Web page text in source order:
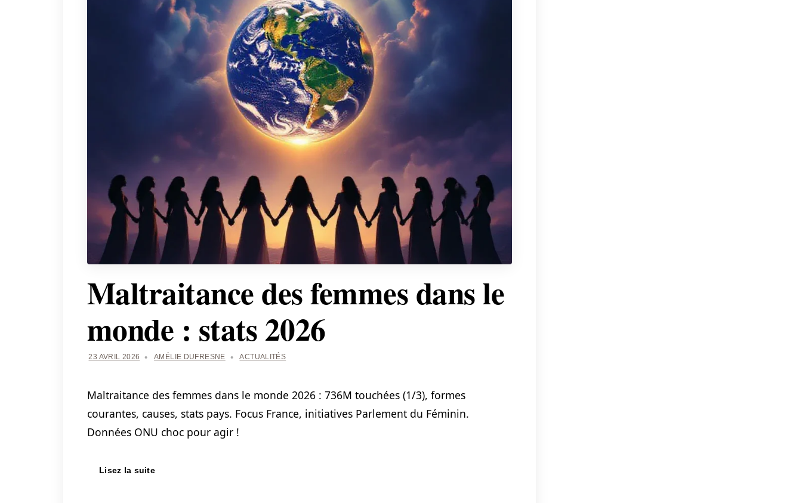
Maltraitance des femmes dans le
monde : stats 2026
23 AVRIL 2026 AMÉLIE DUFRESNE ACTUALITÉS
Maltraitance des femmes dans le monde 2026 : 736M touchées (1/3), formes
courantes, causes, stats pays. Focus France, initiatives Parlement du Féminin.
Données ONU choc pour agir !
Lisez la suite